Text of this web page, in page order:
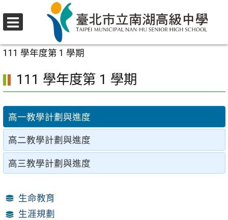
至
要
區
行政單位
111 學年度第 1 學期
111 學年度第 1 學期
高一教學計劃與進度
高二教學計劃與進度
高三教學計劃與進度
生命教育
生涯規劃
選
單